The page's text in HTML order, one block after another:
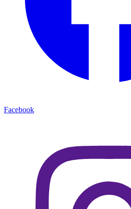
Facebook